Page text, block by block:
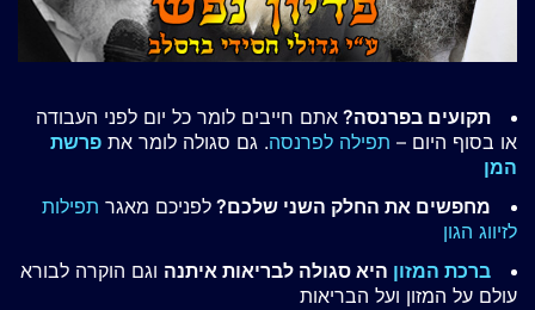
תקועים בפרנסה? אתם חייבים לומר כל יום לפני העבודה
או בסוף היום – תפילה לפרנסה. גם סגולה לומר את פרשת
המן
מחפשים את החלק השני שלכם? לפניכם מאגר תפילות
לזיווג הגון
ברכת המזון היא סגולה לבריאות איתנה וגם הוקרה לבורא
עולם על המזון ועל הבריאות